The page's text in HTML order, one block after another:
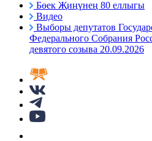
Бөек Җиңүнең 80 еллыгы
Видео
Выборы депутатов
Федерального Собрания
девятого созыва 20.09.2026